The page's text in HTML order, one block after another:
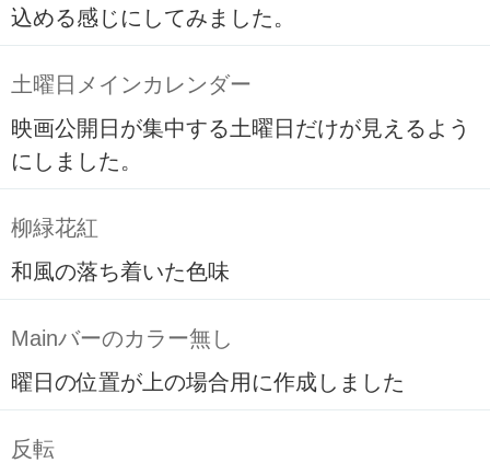
込める感じにしてみました。
土曜日メインカレンダー
映画公開日が集中する土曜日だけが見えるよう
にしました。
柳緑花紅
和風の落ち着いた色味
Mainバーのカラー無し
曜日の位置が上の場合用に作成しました
反転